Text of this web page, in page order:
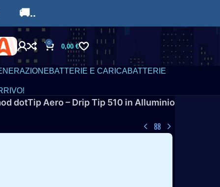
🚚..
0 0,00 €
BATTERIE E CARICABATTERIE
dotTip Aero – Drip Tip 510 in Alluminio